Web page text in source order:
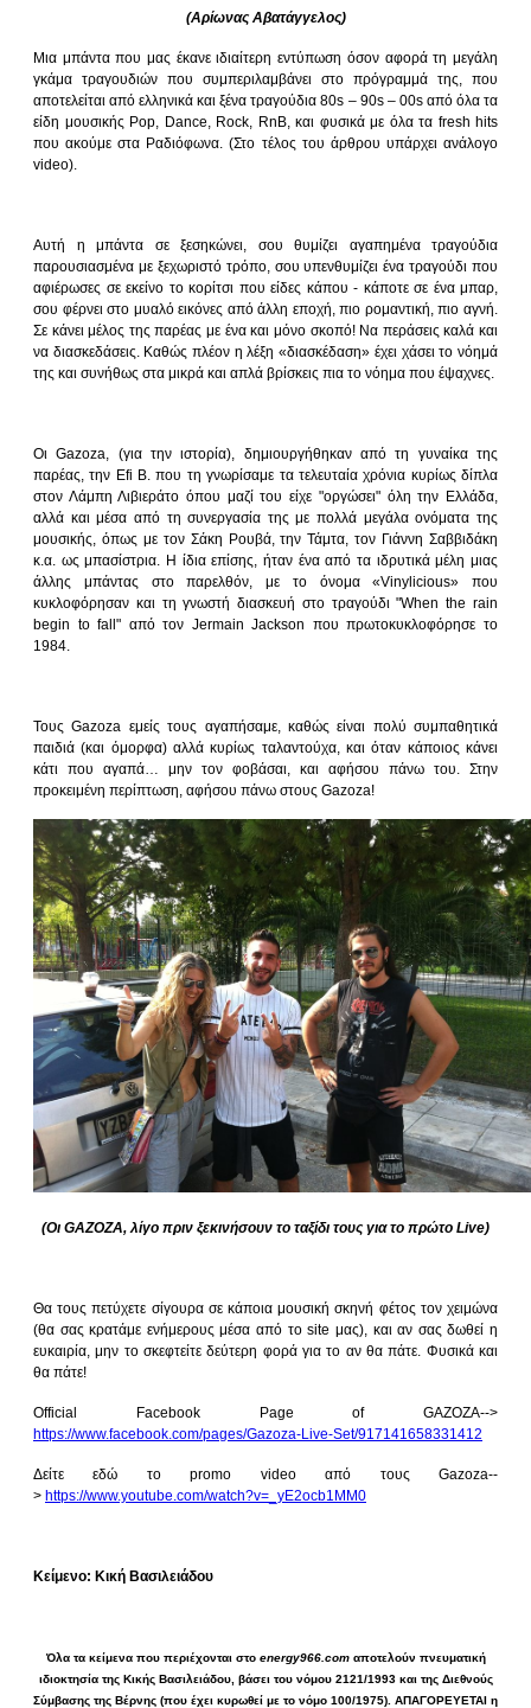
(Αρίωνας Αβατάγγελος)
Μια μπάντα που μας έκανε ιδιαίτερη εντύπωση όσον αφορά τη μεγάλη
γκάμα τραγουδιών που συμπεριλαμβάνει στο πρόγραμμά της, που
αποτελείται από ελληνικά και ξένα τραγούδια 80s – 90s – 00s από όλα τα
είδη μουσικής Pop, Dance, Rock, RnB, και φυσικά με όλα τα fresh hits
που ακούμε στα Ραδιόφωνα. (Στο τέλος του άρθρου υπάρχει ανάλογο
video).
Αυτή η μπάντα σε ξεσηκώνει, σου θυμίζει αγαπημένα τραγούδια
παρουσιασμένα με ξεχωριστό τρόπο, σου υπενθυμίζει ένα τραγούδι που
αφιέρωσες σε εκείνο το κορίτσι που είδες κάπου - κάποτε σε ένα μπαρ,
σου φέρνει στο μυαλό εικόνες από άλλη εποχή, πιο ρομαντική, πιο αγνή.
Σε κάνει μέλος της παρέας με ένα και μόνο σκοπό! Να περάσεις καλά και
να διασκεδάσεις. Καθώς πλέον η λέξη «διασκέδαση» έχει χάσει το νόημά
της και συνήθως στα μικρά και απλά βρίσκεις πια το νόημα που έψαχνες.
Οι Gazoza, (για την ιστορία), δημιουργήθηκαν από τη γυναίκα της
παρέας, την Efi B. που τη γνωρίσαμε τα τελευταία χρόνια κυρίως δίπλα
στον Λάμπη Λιβιεράτο όπου μαζί του είχε "οργώσει" όλη την Ελλάδα,
αλλά και μέσα από τη συνεργασία της με πολλά μεγάλα ονόματα της
μουσικής, όπως με τον Σάκη Ρουβά, την Τάμτα, τον Γιάννη Σαββιδάκη
κ.α. ως μπασίστρια. Η ίδια επίσης, ήταν ένα από τα ιδρυτικά μέλη μιας
άλλης μπάντας στο παρελθόν, με το όνομα «Vinylicious» που
κυκλοφόρησαν και τη γνωστή διασκευή στο τραγούδι "When the rain
begin to fall" από τον Jermain Jackson που πρωτοκυκλοφόρησε το
1984.
Τους Gazoza εμείς τους αγαπήσαμε, καθώς είναι πολύ συμπαθητικά
παιδιά (και όμορφα) αλλά κυρίως ταλαντούχα, και όταν κάποιος κάνει
κάτι που αγαπά… μην τον φοβάσαι, και αφήσου πάνω του. Στην
προκειμένη περίπτωση, αφήσου πάνω στους Gazoza!
(Οι GAZOZA, λίγο πριν ξεκινήσουν το ταξίδι τους για το πρώτο Live)
Θα τους πετύχετε σίγουρα σε κάποια μουσική σκηνή φέτος τον χειμώνα
(θα σας κρατάμε ενήμερους μέσα από το site μας), και αν σας δωθεί η
ευκαιρία, μην το σκεφτείτε δεύτερη φορά για το αν θα πάτε. Φυσικά και
θα πάτε!
Official Facebook Page of GAZOZA-->
https://www.facebook.com/pages/Gazoza-Live-Set/917141658331412
Δείτε εδώ το promo video από τους Gazoza--
> https://www.youtube.com/watch?v=_yE2ocb1MM0
Κείμενο: Κική Βασιλειάδου
Όλα τα κείμενα που περιέχονται στο energy966.comαποτελούν πνευματική
ιδιοκτησία της Κικής Βασιλειάδου, βάσει του νόμου 2121/1993 και της Διεθνούς
Σύμβασης της Βέρνης (που έχει κυρωθεί με το νόμο 100/1975). ΑΠΑΓΟΡΕΥΕΤΑΙ η